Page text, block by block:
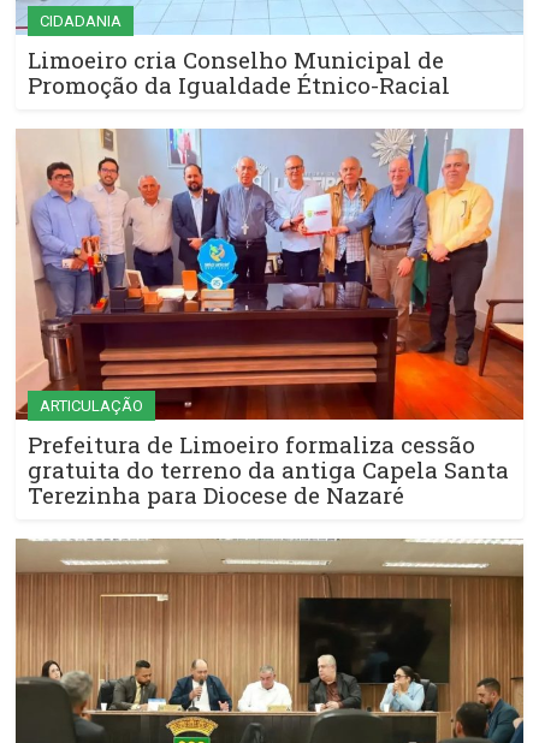
CIDADANIA
Limoeiro cria Conselho Municipal de
Promoção da Igualdade Étnico-Racial
ARTICULAÇÃO
Prefeitura de Limoeiro formaliza cessão
gratuita do terreno da antiga Capela Santa
Terezinha para Diocese de Nazaré